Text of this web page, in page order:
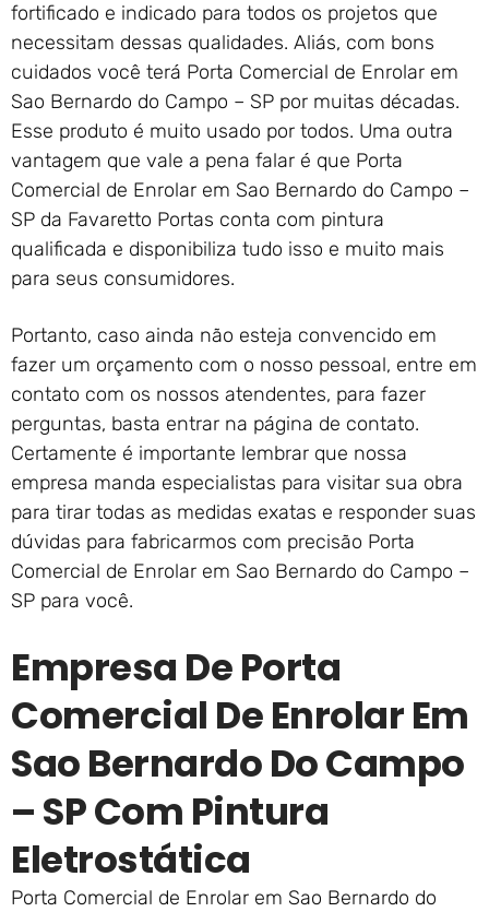
fortificado e indicado para todos os projetos que
necessitam dessas qualidades. Aliás, com bons
cuidados você terá Porta Comercial de Enrolar em
Sao Bernardo do Campo – SP por muitas décadas.
Esse produto é muito usado por todos. Uma outra
vantagem que vale a pena falar é que Porta
Comercial de Enrolar em Sao Bernardo do Campo –
SP da Favaretto Portas conta com pintura
qualificada e disponibiliza tudo isso e muito mais
para seus consumidores.
Portanto, caso ainda não esteja convencido em
fazer um orçamento com o nosso pessoal, entre em
contato com os nossos atendentes, para fazer
perguntas, basta entrar na página de contato.
Certamente é importante lembrar que nossa
empresa manda especialistas para visitar sua obra
para tirar todas as medidas exatas e responder suas
dúvidas para fabricarmos com precisão Porta
Comercial de Enrolar em Sao Bernardo do Campo –
SP para você.
Empresa De Porta
Comercial De Enrolar Em
Sao Bernardo Do Campo
– SP Com Pintura
Eletrostática
Porta Comercial de Enrolar em Sao Bernardo do